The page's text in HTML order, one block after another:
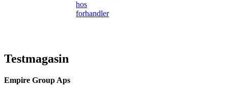
hos
forhandler
Testmagasin
Empire Group Aps